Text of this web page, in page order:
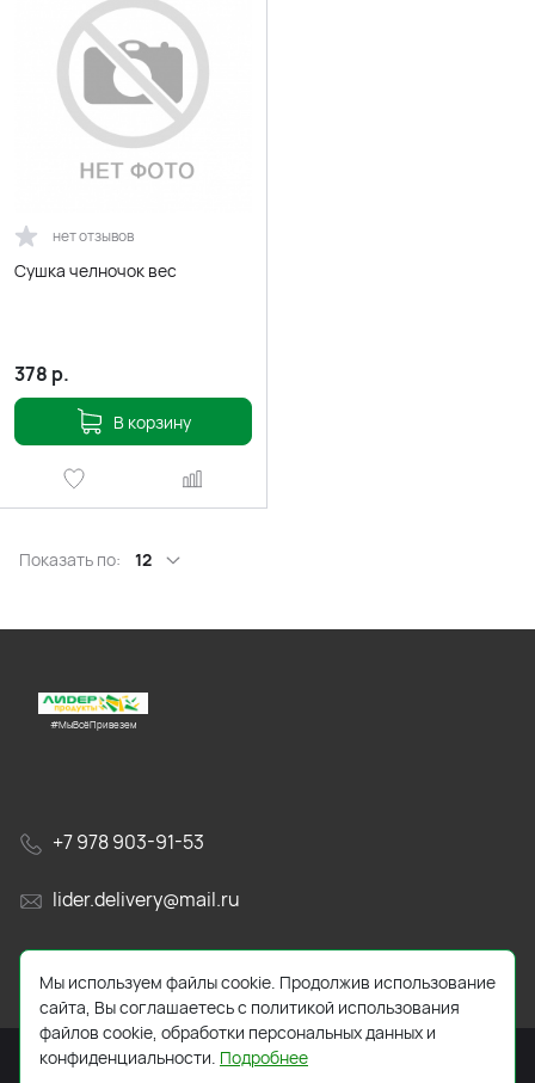
нет отзывов
Сушка челночок вес
378 р.
В корзину
Показать по: 12
#МыВсёПривезем
+7 978 903-91-53
lider.delivery@mail.ru
просп. Генерала Острякова, 65А
Мы используем файлы cookie. Продолжив использование
сайта, Вы соглашаетесь с политикой использования
файлов cookie, обработки персональных данных и
конфиденциальности. Подробнее